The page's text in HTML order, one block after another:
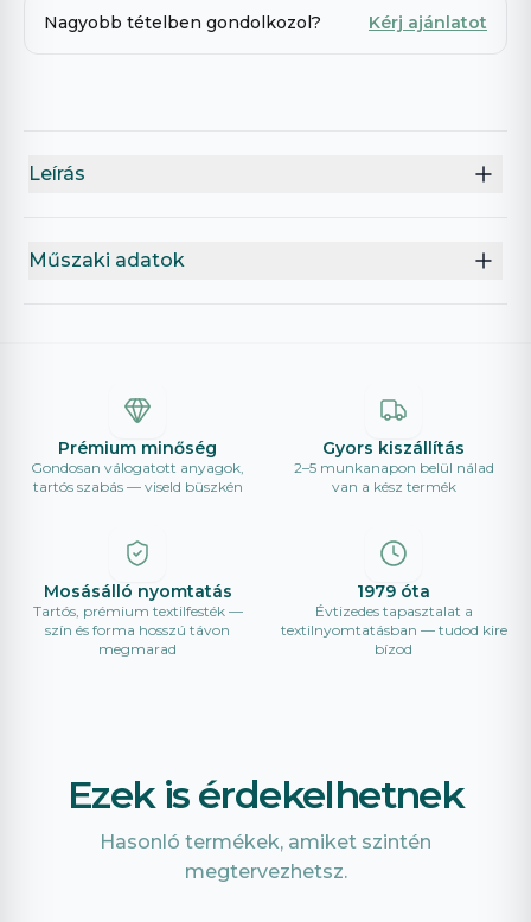
Nagyobb tételben gondolkozol? Kérj ajánlatot
Leírás
Műszaki adatok
Prémium minőség
Gondosan válogatott anyagok,
tartós szabás — viseld büszkén
Gyors kiszállítás
2–5 munkanapon belül nálad
van a kész termék
Mosásálló nyomtatás
Tartós, prémium textilfesték —
szín és forma hosszú távon
megmarad
1979 óta
Évtizedes tapasztalat a
textilnyomtatásban — tudod kire
bízod
Ezek is érdekelhetnek
Hasonló termékek, amiket szintén
megtervezhetsz.